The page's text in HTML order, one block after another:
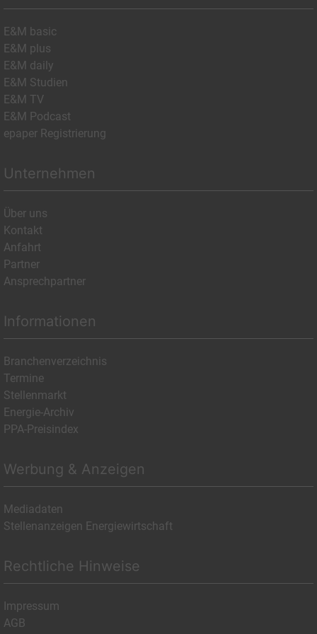
E&M basic
E&M plus
E&M daily
E&M Studien
E&M TV
E&M Podcast
epaper Registrierung
Unternehmen
Über uns
Kontakt
Anfahrt
Partner
Ansprechpartner
Informationen
Branchenverzeichnis
Termine
Stellenmarkt
Energie-Archiv
PPA-Preisindex
Werbung & Anzeigen
Mediadaten
Stellenanzeigen Energiewirtschaft
Rechtliche Hinweise
Impressum
AGB